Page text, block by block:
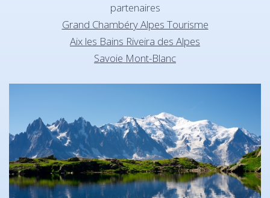
partenaires
Grand Chambéry Alpes Tourisme
Aix les Bains Riveira des Alpes
Savoie Mont-Blanc